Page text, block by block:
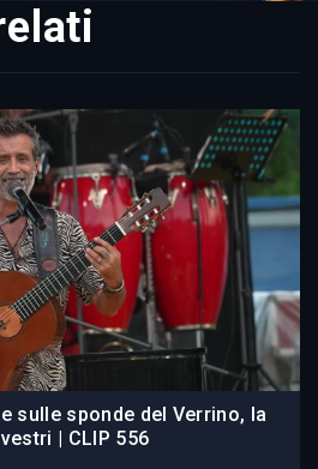
sulle sponde del Verrino, la
| CLIP 556